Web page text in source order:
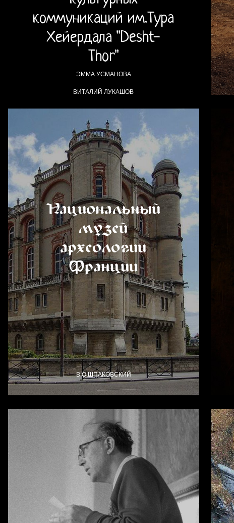
коммуникаций им.Тура
Хейердала "Desht-
Thor"
ЭММА УСМАНОВА
ВИТАЛИЙ ЛУКАШОВ
Национальный
музей
археологии
Франции
В.О.ШПАКОВСКИЙ